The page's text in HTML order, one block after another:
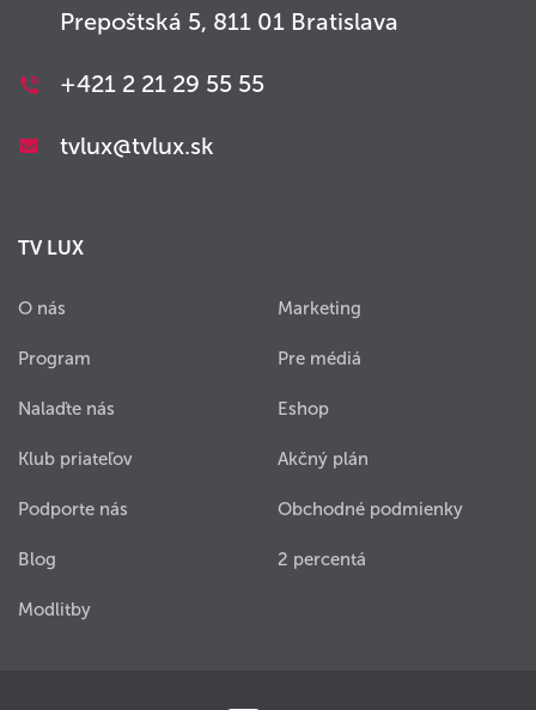
Prepoštská 5, 811 01 Bratislava
+421 2 21 29 55 55
tvlux@tvlux.sk
TV LUX
O nás
Program
Nalaďte nás
Klub priateľov
Podporte nás
Blog
Modlitby
Marketing
Pre médiá
Eshop
Akčný plán
Obchodné podmienky
2 percentá